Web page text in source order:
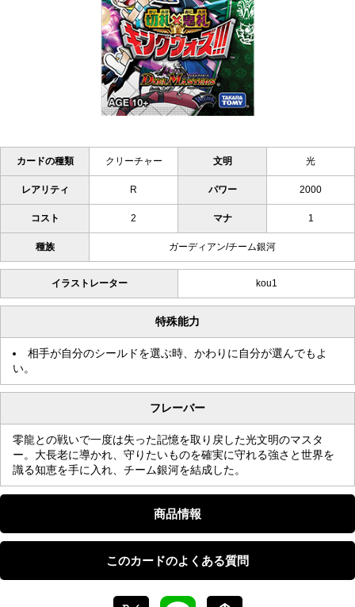
カードの種類 クリーチャー 文明 光
レアリティ R パワー 2000
コスト 2 マナ 1
種族 ガーディアン/チーム銀河
イラストレーター kou1
特殊能力
相手が自分のシールドを選ぶ時、かわりに自分が選んでもよ
い。
フレーバー
零龍との戦いで一度は失った記憶を取り戻した光文明のマスタ
ー。大長老に導かれ、守りたいものを確実に守れる強さと世界を
識る知恵を手に入れ、チーム銀河を結成した。
商品情報
このカードのよくある質問